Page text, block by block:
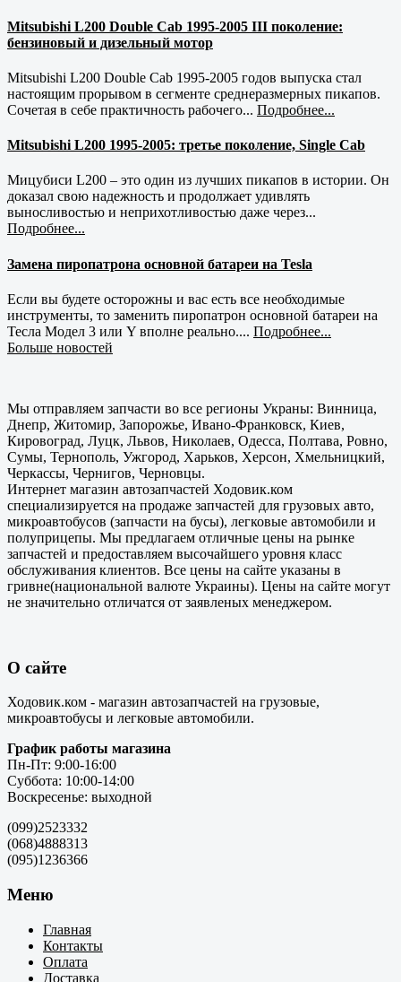
Mitsubishi L200 Double Cab 1995-2005 III поколение:
бензиновый и дизельный мотор
Mitsubishi L200 Double Cab 1995-2005 годов выпуска стал
настоящим прорывом в сегменте среднеразмерных пикапов.
Сочетая в себе практичность рабочего... Подробнее...
Mitsubishi L200 1995-2005: третье поколение, Single Cab
Мицубиси L200 – это один из лучших пикапов в истории. Он
доказал свою надежность и продолжает удивлять
выносливостью и неприхотливостью даже через...
Подробнее...
Замена пиропатрона основной батареи на Tesla
Если вы будете осторожны и вас есть все необходимые
инструменты, то заменить пиропатрон основной батареи на
Тесла Модел 3 или Y вполне реально.... Подробнее...
Больше новостей
Мы отправляем запчасти во все регионы Украны: Винница,
Днепр, Житомир, Запорожье, Ивано-Франковск, Киев,
Кировоград, Луцк, Львов, Николаев, Одесса, Полтава, Ровно,
Сумы, Тернополь, Ужгород, Харьков, Херсон, Хмельницкий,
Черкассы, Чернигов, Черновцы.
Интернет магазин автозапчастей Ходовик.ком
специализируется на продаже запчастей для грузовых авто,
микроавтобусов (запчасти на бусы), легковые автомобили и
полуприцепы. Мы предлагаем отличные цены на рынке
запчастей и предоставляем высочайшего уровня класс
обслуживания клиентов. Все цены на сайте указаны в
гривне(национальной валюте Украины). Цены на сайте могут
не значительно отличатся от заявленых менеджером.
О сайте
Ходовик.ком - магазин автозапчастей на грузовые,
микроавтобусы и легковые автомобили.
График работы магазина
Пн-Пт: 9:00-16:00
Суббота: 10:00-14:00
Воскресенье: выходной
(099)2523332
(068)4888313
(095)1236366
Меню
Главная
Контакты
Оплата
Доставка